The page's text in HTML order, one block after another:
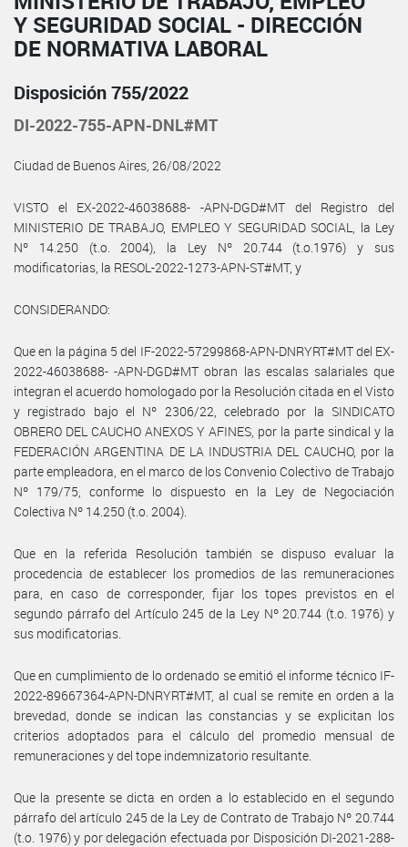
Y SEGURIDAD SOCIAL - DIRECCIÓN
DE NORMATIVA LABORAL
Disposición 755/2022
DI-2022-755-APN-DNL#MT
Ciudad de Buenos Aires, 26/08/2022
VISTO el EX-2022-46038688- -APN-DGD#MT del Registro del
MINISTERIO DE TRABAJO, EMPLEO Y SEGURIDAD SOCIAL, la Ley
Nº 14.250 (t.o. 2004), la Ley Nº 20.744 (t.o.1976) y sus
modificatorias, la RESOL-2022-1273-APN-ST#MT, y
CONSIDERANDO:
Que en la página 5 del IF-2022-57299868-APN-DNRYRT#MT del EX-
2022-46038688- -APN-DGD#MT obran las escalas salariales que
integran el acuerdo homologado por la Resolución citada en el Visto
y registrado bajo el Nº 2306/22, celebrado por la SINDICATO
OBRERO DEL CAUCHO ANEXOS Y AFINES, por la parte sindical y la
FEDERACIÓN ARGENTINA DE LA INDUSTRIA DEL CAUCHO, por la
parte empleadora, en el marco de los Convenio Colectivo de Trabajo
Nº 179/75, conforme lo dispuesto en la Ley de Negociación
Colectiva Nº 14.250 (t.o. 2004).
Que en la referida Resolución también se dispuso evaluar la
procedencia de establecer los promedios de las remuneraciones
para, en caso de corresponder, fijar los topes previstos en el
segundo párrafo del Artículo 245 de la Ley Nº 20.744 (t.o. 1976) y
sus modificatorias.
Que en cumplimiento de lo ordenado se emitió el informe técnico IF-
2022-89667364-APN-DNRYRT#MT, al cual se remite en orden a la
brevedad, donde se indican las constancias y se explicitan los
criterios adoptados para el cálculo del promedio mensual de
remuneraciones y del tope indemnizatorio resultante.
Que la presente se dicta en orden a lo establecido en el segundo
párrafo del artículo 245 de la Ley de Contrato de Trabajo Nº 20.744
(t.o. 1976) y por delegación efectuada por Disposición DI-2021-288-